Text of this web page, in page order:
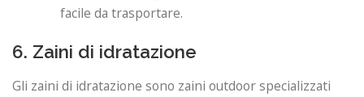
facile da trasportare.
6. Zaini di idratazione
Gli zaini di idratazione sono zaini outdoor specializzati